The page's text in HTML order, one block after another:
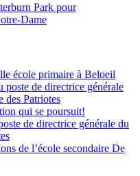
Park pour
Dame
école primaire à Beloeil
de directrice générale
des Patriotes
qui se poursuit!
de directrice générale du
de l’école secondaire De